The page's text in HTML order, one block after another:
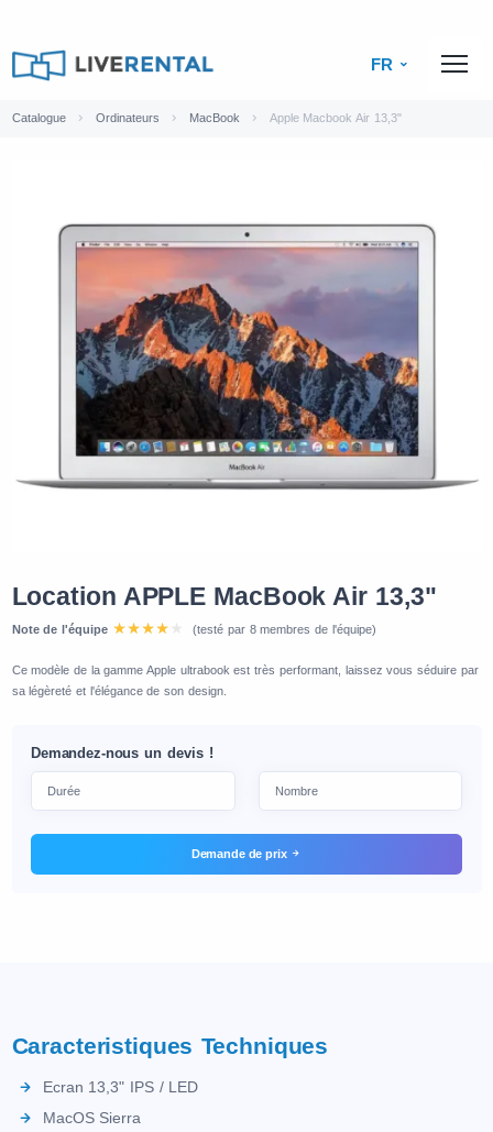
FR
Catalogue Ordinateurs MacBook Apple Macbook Air 13,3"
Location APPLE MacBook Air 13,3"
Note de l'équipe (testé par 8 membres de l'équipe)
Ce modèle de la gamme Apple ultrabook est très performant, laissez vous séduire par
sa légèreté et l'élégance de son design.
Demandez-nous un devis !
Demande de prix
Caracteristiques Techniques
Ecran 13,3" IPS / LED
MacOS Sierra